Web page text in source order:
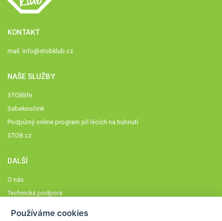
KONTAKT
mail: info@stobklub.cz
NAŠE SLUŽBY
STOBlife
Sebekoučink
Podpůrný online program při lécích na hubnutí
STOB.cz
DALŠÍ
O nás
Technická podpora
Používáme cookies